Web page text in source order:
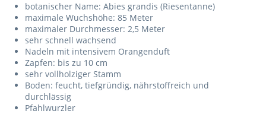
botanischer Name: Abies grandis (Riesentanne)
maximale Wuchshöhe: 85 Meter
maximaler Durchmesser: 2,5 Meter
sehr schnell wachsend
Nadeln mit intensivem Orangenduft
Zapfen: bis zu 10 cm
sehr vollholziger Stamm
Boden: feucht, tiefgründig, nährstoffreich und
durchlässig
Pfahlwurzler